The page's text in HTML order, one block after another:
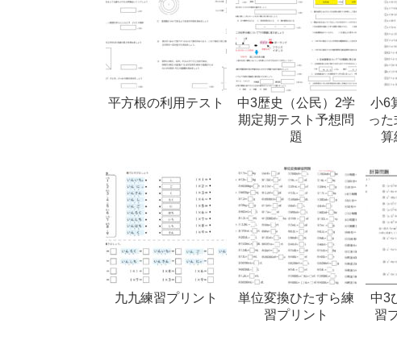
平方根の利用テスト
中3歴史（公民）2学
期定期テスト予想問
題
小6
っ
算
九九練習プリント
単位変換ひたすら練
習プリント
中3
習